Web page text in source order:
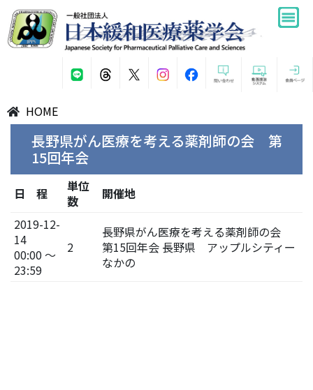
HOME
長野県がん医療を考える薬剤師の会 第
15回年会
日 程
単位
数
開催地
2019-12-
14
00:00 ～
23:59
2
長野県がん医療を考える薬剤師の会
第15回年会 長野県 アップルシティー
なかの